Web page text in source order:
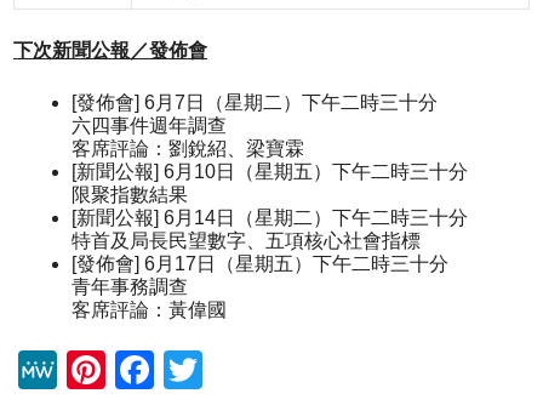
下次新聞公報／發佈會
[發佈會] 6月7日（星期二）下午二時三十分
六四事件週年調查
客席評論：劉銳紹、梁寶霖
[新聞公報] 6月10日（星期五）下午二時三十分
限聚指數結果
[新聞公報] 6月14日（星期二）下午二時三十分
特首及局長民望數字、五項核心社會指標
[發佈會] 6月17日（星期五）下午二時三十分
青年事務調查
客席評論：黃偉國
M
Pi
F